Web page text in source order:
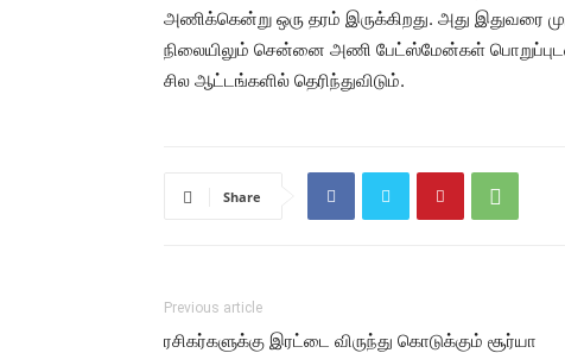
அணிக்கென்று ஒரு தரம் இருக்கிறது. அது இதுவரை
நிலையிலும் சென்னை அணி பேட்ஸ்மேன்கள்
சில ஆட்டங்களில் தெரிந்துவிடும்.
Share
Previous article
ரசிகர்களுக்கு இரட்டை விருந்து கொடுக்கும் சூர்யா